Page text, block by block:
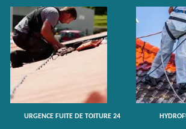
URGENCE FUITE DE TOITURE 24